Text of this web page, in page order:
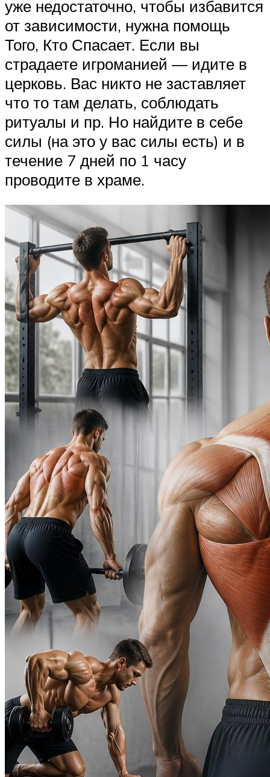
уже недостаточно, чтобы избавится
от зависимости, нужна помощь
Того, Кто Спасает. Если вы
страдаете игроманией ― идите в
церковь. Вас никто не заставляет
что то там делать, соблюдать
ритуалы и пр. Но найдите в себе
силы (на это у вас силы есть) и в
течение 7 дней по 1 часу
проводите в храме.